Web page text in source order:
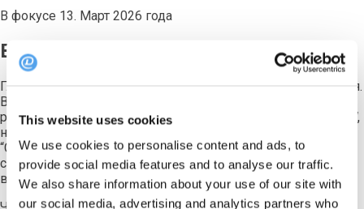
This website uses cookies
We use cookies to personalise content and ads, to
provide social media features and to analyse our traffic.
We also share information about your use of our site with
our social media, advertising and analytics partners who
В фокусе 13. Март 2026 года
Bookingman Начинается: Ночь неявок
Глава 1: Ночь открытия В ресторане Билла - ночь открытия.
Все столики заняты - так он думает. По слухам, в
ресторане орудует нарушитель спокойствия ДР. NO SHOW,
находится в розыске. (Звонит телефон, Билл отвечает)
“Столик на двоих? Сейчас проверю...” Билл открывает
свою систему бронирования, но что-то не так. “Хм... я могу
вам перезвонить?” Он [...]